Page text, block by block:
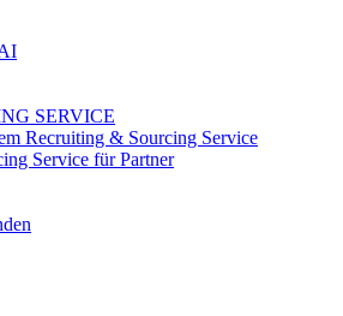
SERVICE
Recruiting & Sourcing Service
Service für Partner